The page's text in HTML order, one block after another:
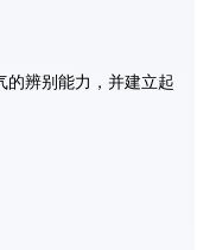
的辨别能力，并建立起